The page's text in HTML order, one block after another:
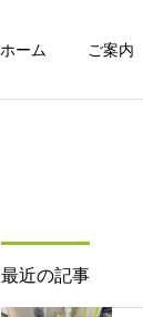
ホーム ご案内
実績
最近の記事